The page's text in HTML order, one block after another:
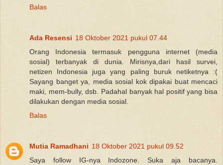
Balas
Ada Resensi 18 Oktober 2021 pukul 07.44
Orang Indonesia termasuk pengguna internet (media
sosial) terbanyak di dunia. Mirisnya,dari hasil survei,
netizen Indonesia juga yang paling buruk netiketnya :(
Sayang banget ya, media sosial kok dipakai buat mencaci
maki, mem-bully, dsb. Padahal banyak hal positif yang bisa
dilakukan dengan media sosial.
Balas
Mutia Ramadhani 18 Oktober 2021 pukul 09.52
Saya follow IG-nya Indozone. Suka aja bacanya.